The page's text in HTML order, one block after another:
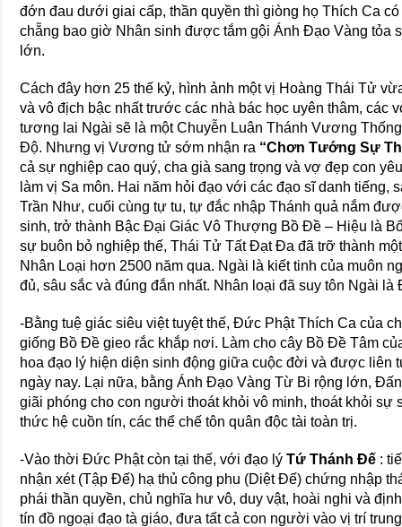
đớn đau dưới giai cấp, thần quyền thì giòng họ Thích Ca
chẵng bao giờ Nhân sinh được tắm gội Ánh Đạo Vàng tỏa
lớn.
Cách đây hơn 25 thế kỷ, hình ảnh một vị Hoàng Thái Tử
và vô địch bậc nhất trước các nhà bác học uyên thâm, các
tương lai Ngài sẽ là một Chuyễn Luân Thánh Vương
Độ. Nhưng vị Vương tử sớm nhận ra “Chơn Tướng Sự
cả sự nghiệp cao quý, cha già sang trọng và vợ đẹp con
làm vị Sa môn. Hai năm hỏi đạo với các đạo sĩ danh tiếng,
Trần Như, cuối cùng tự tu, tự đắc nhập Thánh quả nắm
sinh, trở thành Bậc Đại Giác Vô Thượng Bồ Đề – Hiệu là
sự buôn bỏ nghiệp thế, Thái Tử Tất Đạt Đa đã trỡ thành
Nhân Loại hơn 2500 năm qua. Ngài là kiết tinh của muôn
đủ, sâu sắc và đúng đắn nhất. Nhân loại đã suy tôn Ngài
-Bằng tuệ giác siêu việt tuyệt thế, Đức Phật Thích Ca của
giống Bồ Đề gieo rắc khắp nơi. Làm cho cây Bồ Đề Tâm
hoa đạo lý hiện diện sinh động giữa cuộc đời và được liên
ngày nay. Lại nữa, bằng Ánh Đạo Vàng Từ Bi rộng lớn,
giãi phóng cho con người thoát khỏi vô minh, thoát khỏi sự
thức hệ cuồn tín, các thể chế tôn quân độc tài toàn trị.
-Vào thời Đức Phật còn tại thế, với đạo lýTứ Thánh Đế :
nhận xét (Tập Đế) hạ thủ công phu (Diệt Đế) chứng nhập
phái thần quyền, chủ nghĩa hư vô, duy vật, hoài nghi và
tín đồ ngoại đạo tà giáo, đưa tất cả con người vào vị trí